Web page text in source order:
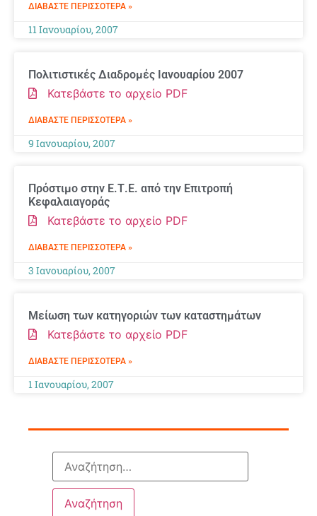
ΔΙΑΒΆΣΤΕ ΠΕΡΙΣΣΌΤΕΡΑ »
11 Ιανουαρίου, 2007
Πολιτιστικές Διαδρομές Ιανουαρίου 2007
Κατεβάστε το αρχείο PDF
ΔΙΑΒΆΣΤΕ ΠΕΡΙΣΣΌΤΕΡΑ »
9 Ιανουαρίου, 2007
Πρόστιμο στην Ε.Τ.Ε. από την Επιτροπή
Κεφαλαιαγοράς
Κατεβάστε το αρχείο PDF
ΔΙΑΒΆΣΤΕ ΠΕΡΙΣΣΌΤΕΡΑ »
3 Ιανουαρίου, 2007
Μείωση των κατηγοριών των καταστημάτων
Κατεβάστε το αρχείο PDF
ΔΙΑΒΆΣΤΕ ΠΕΡΙΣΣΌΤΕΡΑ »
1 Ιανουαρίου, 2007